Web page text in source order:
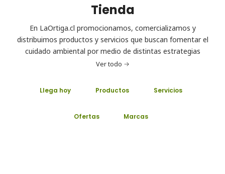
Tienda
En LaOrtiga.cl promocionamos, comercializamos y
distribuimos productos y servicios que buscan fomentar el
cuidado ambiental por medio de distintas estrategias
Ver todo
Llega hoy Productos Servicios
Ofertas Marcas